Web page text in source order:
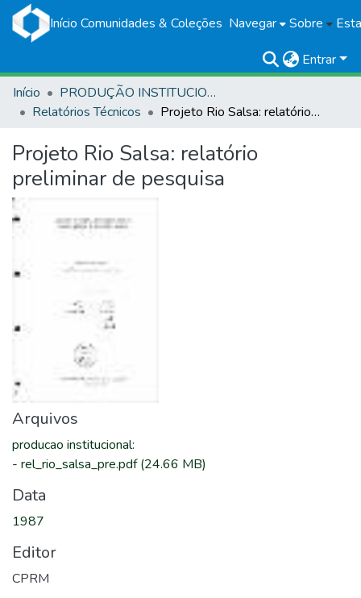
Início Comunidades & Coleções Navegar Sobre
Entrar
Início
PRODUÇÃO INSTITUCIONAL
Relatórios Técnicos
Projeto Rio Salsa: relatório preliminar de pesquisa
Projeto Rio Salsa: relatório
preliminar de pesquisa
Arquivos
producao institucional:
- rel_rio_salsa_pre.pdf(24.66 MB)
Data
1987
Editor
CPRM